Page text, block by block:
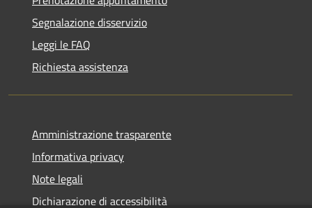
Segnalazione disservizio
Leggi le FAQ
Richiesta assistenza
Amministrazione trasparente
Informativa privacy
Note legali
Dichiarazione di accessibilità